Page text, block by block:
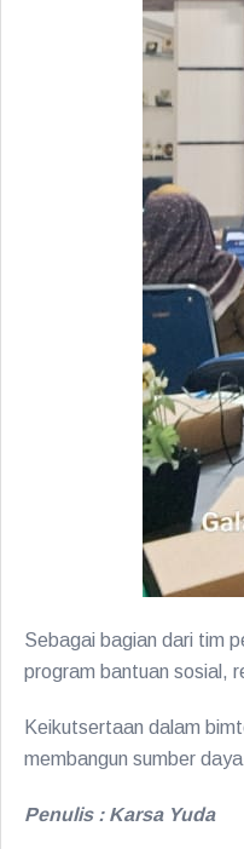
Sebagai bagian dari tim
program bantuan sosial,
Keikutsertaan dalam
membangun sumber
Penulis : Karsa Yuda